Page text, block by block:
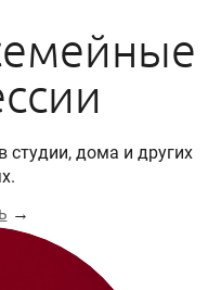
студии, дома и других
→